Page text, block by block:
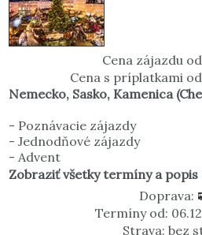
Cena zájazdu
Cena s príplatkami
Nemecko, Sasko, Kamenica
- Poznávacie zájazdy
- Jednodňové zájazdy
- Advent
Zobraziť všetky termíny a popis
Doprava:
Termíny od:
Strava: bez